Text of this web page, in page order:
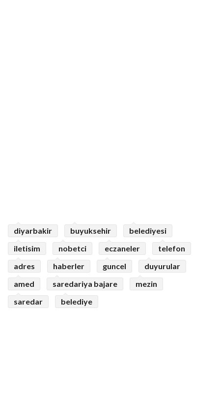
diyarbakir buyuksehir
belediyesi
iletisim
nobetci eczaneler
telefon
adres
haberler guncel
duyurular
amed
saredariya bajare
mezin
saredar
belediye